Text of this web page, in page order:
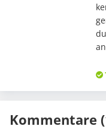
Kommentare